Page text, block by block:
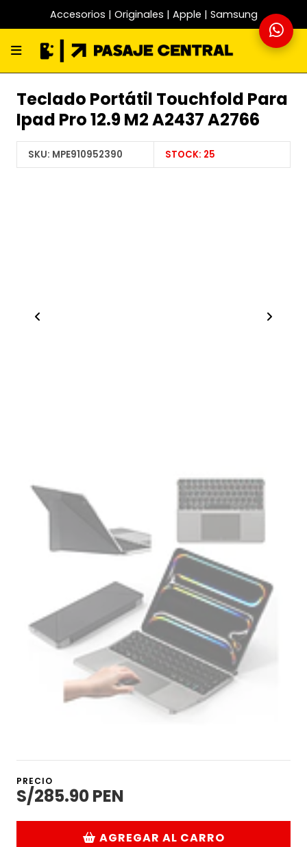
Accesorios | Originales | Apple | Samsung
Teclado Portátil Touchfold Para
Ipad Pro 12.9 M2 A2437 A2766
SKU: MPE910952390 STOCK: 25
PRECIO
S/285.90 PEN
AGREGAR AL CARRO